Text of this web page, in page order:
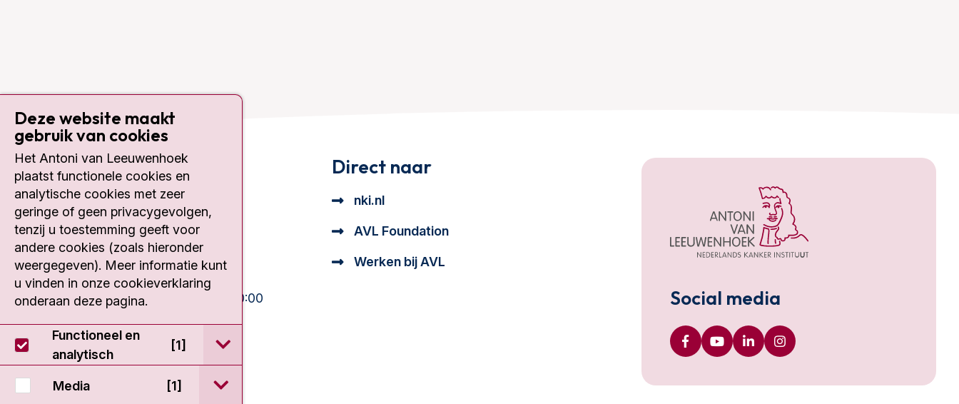
Contact
Plesmanlaan 121
1066 CX Amsterdam
020 512 9111
Bezoektijden
Ma-Vrij:
10:30 - 13:00 en 15:00 - 20:00
Weekend: 10:30 - 20:00
IC:
Direct naar
nki.nl
AVL Foundation
Werken bij AVL
Social media
Deze website maakt
gebruik van cookies
Het Antoni van Leeuwenhoek
plaatst functionele cookies en
analytische cookies met zeer
geringe of geen privacygevolgen,
tenzij u toestemming geeft voor
andere cookies (zoals hieronder
weergegeven). Meer informatie kunt
u vinden in onze cookieverklaring
onderaan deze pagina.
Functioneel en
analytisch
[1] open / sluit Functioneel en analytisch cookie beschrijving
Media [1] open / sluit Media cookie beschrijving